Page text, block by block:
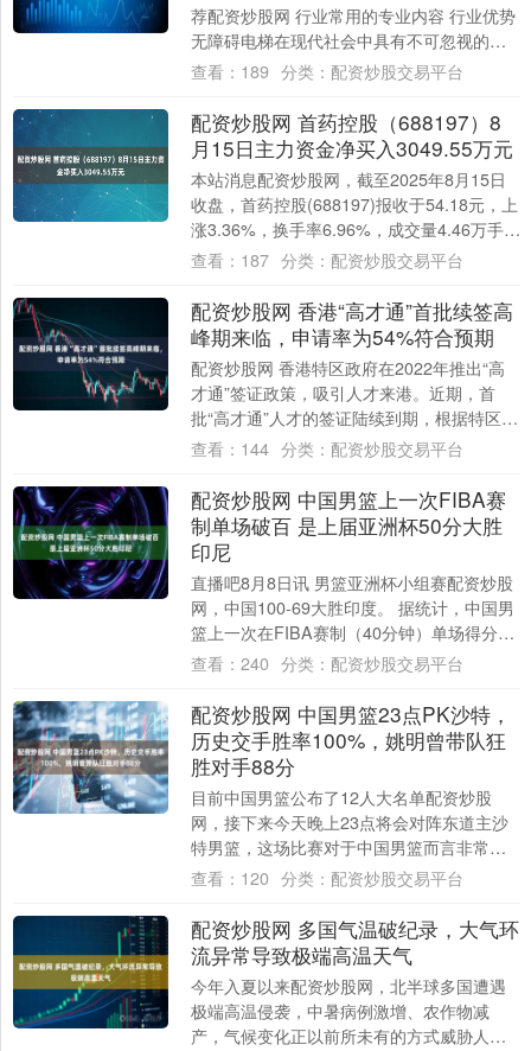
荐配资炒股网 行业常用的专业内容 行业优势
无障碍电梯在现代社会中具有不可忽视的重
要性。随着人口老龄化加剧以及对残障人
查看： 189 分类： 配资炒股交易平台
配资炒股网 首药控股（688197）8
月15日主力资金净买入3049.55万元
本站消息配资炒股网，截至2025年8月15日
收盘，首药控股(688197)报收于54.18元，上
涨3.36%，换手率6.96%，成交量4.46万手，
成交额2.4....
查看： 187 分类： 配资炒股交易平台
配资炒股网 香港“高才通”首批续签高
峰期来临，申请率为54%符合预期
配资炒股网 香港特区政府在2022年推出“高
才通”签证政策，吸引人才来港。近期，首
批“高才通”人才的签证陆续到期，根据特区政
府本月公布的数据，截至7月31日，共....
查看： 144 分类： 配资炒股交易平台
配资炒股网 中国男篮上一次FIBA赛
制单场破百 是上届亚洲杯50分大胜
印尼
直播吧8月8日讯 男篮亚洲杯小组赛配资炒股
网，中国100-69大胜印度。 据统计，中国男
篮上一次在FIBA赛制（40分钟）单场得分破
百，还是上届（2022年）亚....
查看： 240 分类： 配资炒股交易平台
配资炒股网 中国男篮23点PK沙特，
历史交手胜率100%，姚明曾带队狂
胜对手88分
目前中国男篮公布了12人大名单配资炒股
网，接下来今天晚上23点将会对阵东道主沙
特男篮，这场比赛对于中国男篮而言非常的
关键，。首先他是首场比赛，中国男篮要努
查看： 120 分类： 配资炒股交易平台
配资炒股网 多国气温破纪录，大气环
流异常导致极端高温天气
今年入夏以来配资炒股网，北半球多国遭遇
极端高温侵袭，中暑病例激增、农作物减
产，气候变化正以前所未有的方式威胁人类